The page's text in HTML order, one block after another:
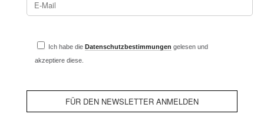
Ich habe die Datenschutzbestimmungen gelesen und
akzeptiere diese.